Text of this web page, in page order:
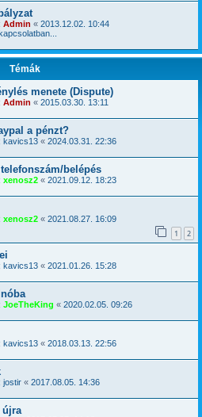
Admin « 2013.12.02. 10:44
Témák
menete (Dispute)
Admin « 2015.03.30. 13:11
a pénzt?
kavics13 « 2024.03.31. 22:36
belépés
xenosz2 « 2021.09.12. 18:23
xenosz2 « 2021.08.27. 16:09
1 2
kavics13 « 2021.01.26. 15:28
JoeTheKing « 2020.02.05. 09:26
kavics13 « 2018.03.13. 22:56
jostir « 2017.08.05. 14:36
újra